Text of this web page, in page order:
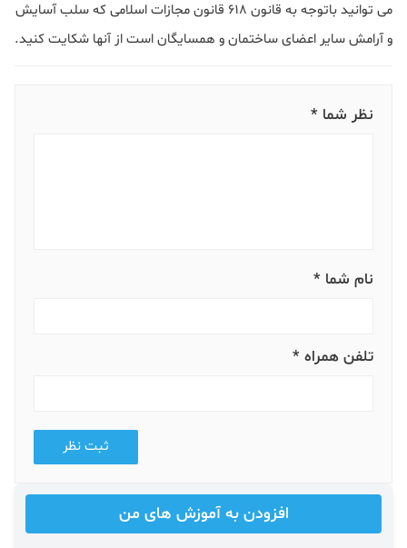
می توانید باتوجه به قانون 618 قانون مجازات اسلامی که سلب آسایش
و آرامش سایر اعضای ساختمان و همسایگان است از آنها شکایت کنید.
نظر شما *
نام شما *
تلفن همراه *
ثبت نظر
افزودن به آموزش های من